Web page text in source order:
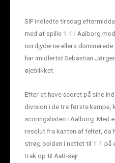
SIF indledte tirsdag
med at spille 1-1 i Aalborg
nordjyderne ellers dominerede
har imidlertid Sebastian
øjeblikket.
Efter at have scoret på sine
division i de tre første kampe,
scoringslisten i Aalborg. Med
resolut fra kanten af feltet, da
strøg bolden i nettet til 1-1 på
trak op til AaB-sejr.